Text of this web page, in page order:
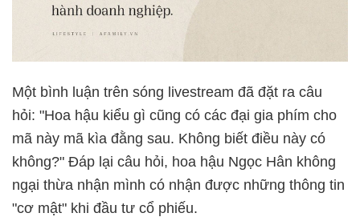
Một bình luận trên sóng livestream đã đặt ra câu
hỏi: "Hoa hậu kiểu gì cũng có các đại gia phím cho
mã này mã kìa đằng sau. Không biết điều này có
không?" Đáp lại câu hỏi, hoa hậu Ngọc Hân không
ngại thừa nhận mình có nhận được những thông tin
"cơ mật" khi đầu tư cổ phiếu.